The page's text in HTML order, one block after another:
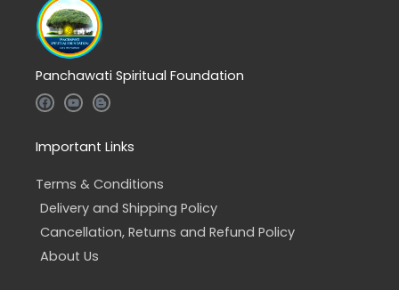
Panchawati Spiritual Foundation
F
a
b
o
k
Y
o
u
b
B
l
g
e
-
b
Important Links
Terms & Conditions
Delivery and Shipping Policy
Cancellation, Returns and Refund Policy
About Us